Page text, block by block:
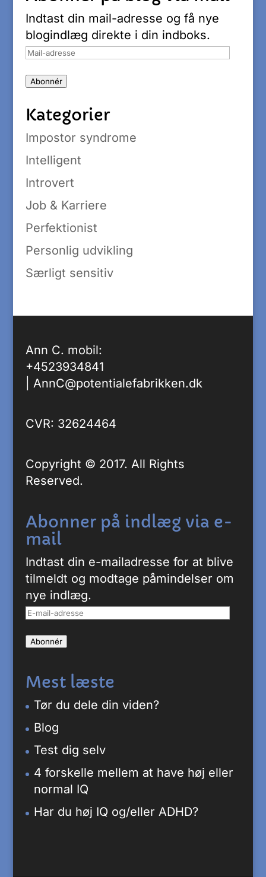
Indtast din mail-adresse og få nye
blogindlæg direkte i din indboks.
Mail-
Abonnér
Kategorier
Impostor syndrome
Intelligent
Introvert
Job & Karriere
Perfektionist
Personlig udvikling
Særligt sensitiv
Ann C. mobil:
+4523934841
AnnC@potentialefabrikken.dk
CVR: 32624464
Copyright © 2017. All Rights
Reserved.
Abonner på indlæg via e-
mail
Indtast din e-mailadresse for at blive
tilmeldt og modtage påmindelser om
nye indlæg.
E-
adresse
Abonnér
Mest læste
Tør du dele din viden?
Blog
Test dig selv
4 forskelle mellem at have høj eller
normal IQ
Har du høj IQ og/eller ADHD?